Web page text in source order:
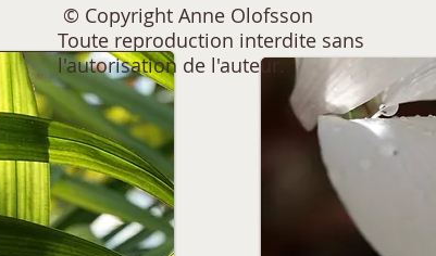
© Copyright Anne Olofsson
Toute reproduction interdite sans
l'autorisation de l'auteur.